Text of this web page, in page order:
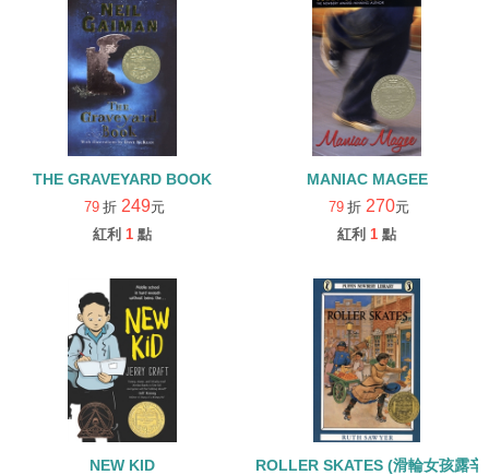
THE GRAVEYARD BOOK
79 折 249元
紅利 1 點
MANIAC MAGEE
79 折 270元
紅利 1 點
NEW KID ROLLER SKATES (滑輪女孩露辛